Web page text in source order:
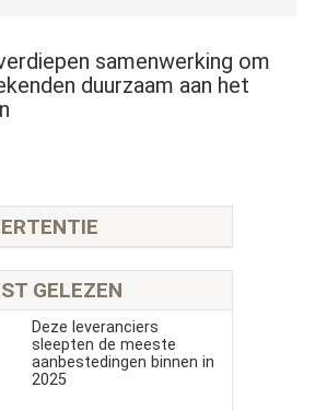
samenwerking om
duurzaam aan het
GELEZEN
Deze leveranciers
sleepten de meeste
aanbestedingen binnen in
2025